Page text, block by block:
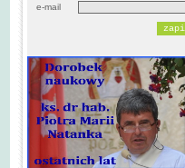
e-mail